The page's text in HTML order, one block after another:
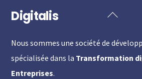
Back
Top
Digitalis
Nous sommes une société de
spécialisée dans la Transformation
Entreprises.